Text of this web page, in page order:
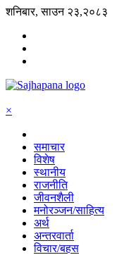
शनिबार, साउन २३,२०८३
×
समाचार
विशेष
स्थानीय
राजनीति
जीवनशैली
मनोरञ्जन/साहित्य
अर्थ
अन्तरवार्ता
विचार/बहस